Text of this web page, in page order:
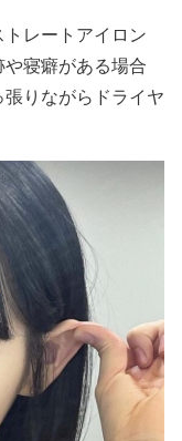
レートアイロン
寝癖がある場合
張りながらドライヤ